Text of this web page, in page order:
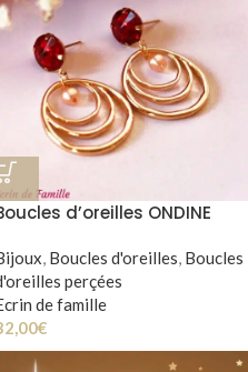
d’oreilles ONDINE
, Boucles d'oreilles, Boucles
perçées
de famille
€